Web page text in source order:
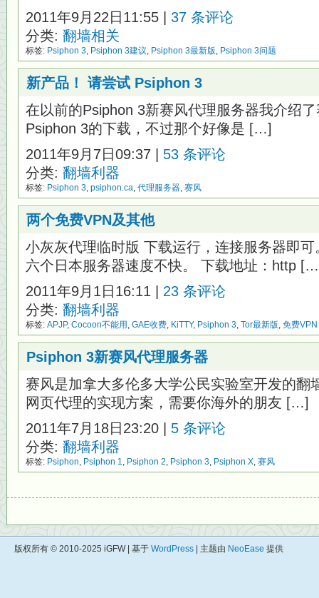
2011年9月22日11:55 | 37 条评论
分类: 翻墙相关
标签: Psiphon 3, Psiphon 3建议, Psiphon 3最新版, Psiphon 3问题
新产品！ 请尝试 Psiphon 3
在以前的Psiphon 3新赛风代理服务器我介绍
Psiphon 3的下载，不过那个好像是 […]
2011年9月7日09:37 | 53 条评论
分类: 翻墙利器
标签: Psiphon 3, psiphon.ca, 代理服务器, 赛风
两个免费VPN及其他
小灰灰代理临时版 下载运行，连接服务器即
六个日本服务器速度不快。 下载地址：http
2011年9月1日16:11 | 23 条评论
分类: 翻墙利器
标签: APJP, Cocoon不能用 , GAE收费, KiTTY, Psiphon 3, Tor最新版, 免费VPN
Psiphon 3新赛风代理服务器
赛风是加拿大多伦多大学公民实验室开发的翻
网页代理的实现方案，需要你海外的朋友 […]
2011年7月18日23:20 | 5 条评论
分类: 翻墙利器
标签: Psiphon, Psiphon 1, Psiphon 2, Psiphon 3, Psiphon X, 赛风
版权所有 © 2010-2025 iGFW | 基于 WordPress | 主题由 NeoEase 提供